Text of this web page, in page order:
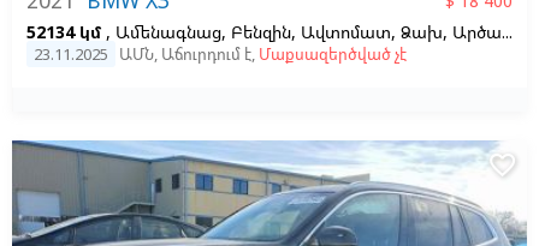
52134 կմ , Ամենագնաց, Բենզին, Ավտոմատ, Ձախ, Արծաթագույն
23.11.2025 ԱՄՆ, Աճուրդում է, Մաքսազերծված չէ
favorite_border